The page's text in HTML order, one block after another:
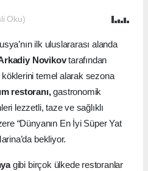
Oku)
ilk uluslararası alanda
Novikovtarafından
köklerini temel alarak sezona
restoranı,gastronomik
lezzetli, taze ve sağlıklı
“Dünyanın En İyi Süper Yat
bekliyor.
gibi birçok ülkede restoranlar